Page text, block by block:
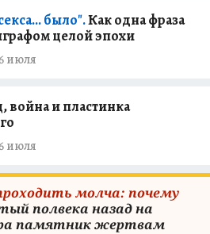
было".Как одна фраза
целой эпохи
июля
война и пластинка
июля
молча: почему
полвека назад на
памятник жертвам